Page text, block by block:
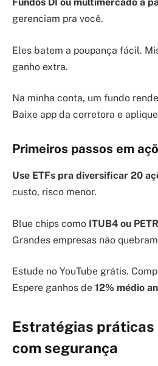
gerenciam pra você.
Eles batem a poupança fácil.
ganho extra.
Na minha conta, um fundo
Baixe app da corretora e
Primeiros passos em
Use ETFs pra diversificar 20
custo, risco menor.
Blue chips como ITUB4 ou
Grandes empresas não
Estude no YouTube grátis.
Espere ganhos de 12% médio
Estratégias
com segurança